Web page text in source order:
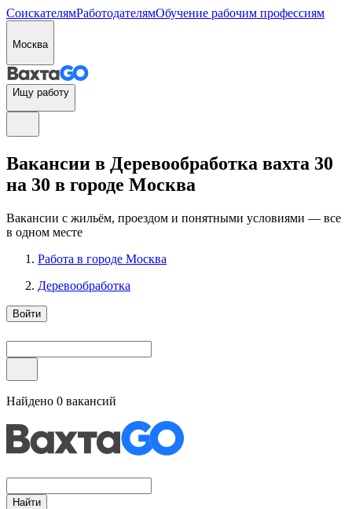
СоискателямРаботодателямОбучение рабочим профессиям
Москва
Ищу работу
Вакансии в Деревообработка вахта 30
на 30 в городе Москва
Вакансии с жильём, проездом и понятными условиями — все
в одном месте
Работа в городе Москва
Деревообработка
Войти
Найдено 0 вакансий
Найти